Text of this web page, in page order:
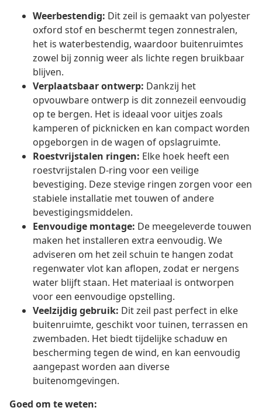
Weerbestendig: Dit zeil is gemaakt van polyester
oxford stof en beschermt tegen zonnestralen,
het is waterbestendig, waardoor buitenruimtes
zowel bij zonnig weer als lichte regen bruikbaar
blijven.
Verplaatsbaar ontwerp: Dankzij het
opvouwbare ontwerp is dit zonnezeil eenvoudig
op te bergen. Het is ideaal voor uitjes zoals
kamperen of picknicken en kan compact worden
opgeborgen in de wagen of opslagruimte.
Roestvrijstalen ringen: Elke hoek heeft een
roestvrijstalen D-ring voor een veilige
bevestiging. Deze stevige ringen zorgen voor een
stabiele installatie met touwen of andere
bevestigingsmiddelen.
Eenvoudige montage: De meegeleverde touwen
maken het installeren extra eenvoudig. We
adviseren om het zeil schuin te hangen zodat
regenwater vlot kan aflopen, zodat er nergens
water blijft staan. Het materiaal is ontworpen
voor een eenvoudige opstelling.
Veelzijdig gebruik: Dit zeil past perfect in elke
buitenruimte, geschikt voor tuinen, terrassen en
zwembaden. Het biedt tijdelijke schaduw en
bescherming tegen de wind, en kan eenvoudig
aangepast worden aan diverse
buitenomgevingen.
Goed om te weten: